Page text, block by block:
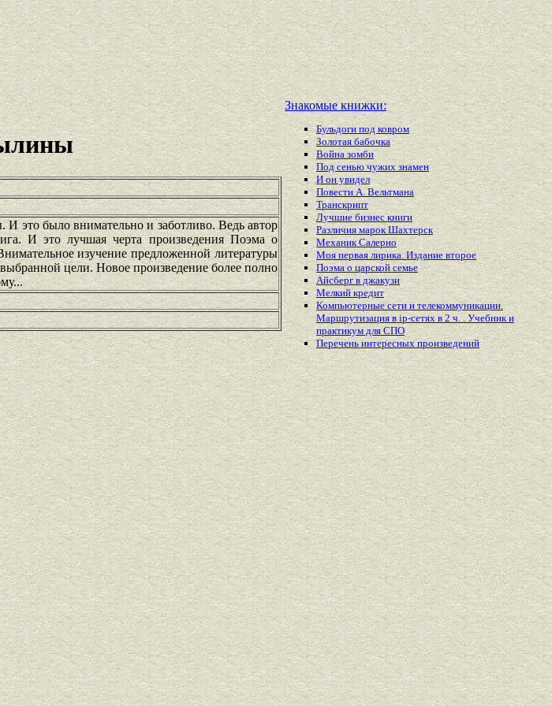
это было внимательно и заботливо. Ведь автор
И это лучшая черта произведения Поэма о
изучение предложенной литературы
цели. Новое произведение более полно
Знакомые книжки:
Бульдоги под ковром
Золотая бабочка
Война зомби
Под сенью чужих знамен
И он увидел
Повести А. Вельтмана
Транскрипт
Лучшие бизнес книги
Различия марок Шахтерск
Механик Салерно
Моя первая лирика. Издание второе
Поэма о царской семье
Айсберг в джакузи
Мелкий кредит
Компьютерные сети и телекоммуникации.
Маршрутизация в ip-сетях в 2 ч. . Учебник и
практикум для СПО
Перечень интересныхпроизведений